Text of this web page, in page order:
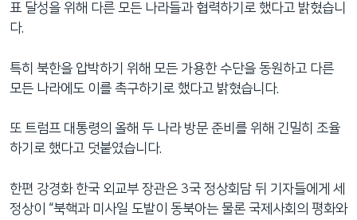
표 달성을 위해 다른 모든 나라들과 협력하기로 했다고 밝혔습니
다.
특히 북한을 압박하기 위해 모든 가용한 수단을 동원하고 다른
모든 나라에도 이를 촉구하기로 했다고 밝혔습니다.
또 트럼프 대통령의 올해 두 나라 방문 준비를 위해 긴밀히 조율
하기로 했다고 덧붙였습니다.
한편 강경화 한국 외교부 장관은 3국 정상회담 뒤 기자들에게 세
정상이 “북핵과 미사일 도발이 동북아는 물론 국제사회의 평화와